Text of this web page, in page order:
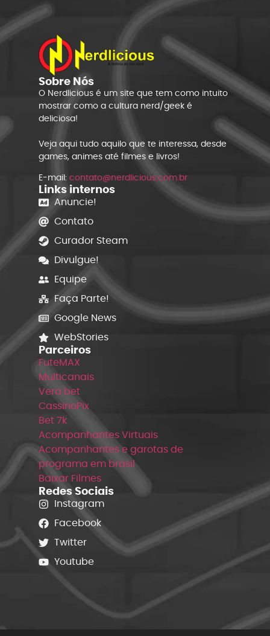
Sobre Nós
O Nerdlicious é um site que tem como intuito
mostrar como a cultura nerd/geek é
deliciosa!
Veja aqui tudo aquilo que te interessa, desde
games, animes até filmes e livros!
E-mail: contato@nerdlicious.com.br
Links internos
Anuncie!
Contato
Curador Steam
Divulgue!
Equipe
Faça Parte!
Google News
WebStories
Parceiros
FuteMAX
Multicanais
Vera bet
CassinoPix
Bet 7k
Acompanhantes Virtuais
Acompanhantes e garotas de
programa em brasil
Baixar Filmes
Redes Sociais
Instagram
Facebook
Twitter
Youtube